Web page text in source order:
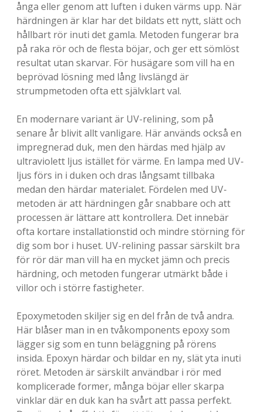
o
g
g
o
m
l
i
v
e
t
.
ånga eller genom att luften i duken värms upp. När
härdningen är klar har det bildats ett nytt, slätt och
hållbart rör inuti det gamla. Metoden fungerar bra
på raka rör och de flesta böjar, och ger ett sömlöst
resultat utan skarvar. För husägare som vill ha en
beprövad lösning med lång livslängd är
strumpmetoden ofta ett självklart val.
En modernare variant är UV-relining, som på
senare år blivit allt vanligare. Här används också en
impregnerad duk, men den härdas med hjälp av
ultraviolett ljus istället för värme. En lampa med UV-
ljus förs in i duken och dras långsamt tillbaka
medan den härdar materialet. Fördelen med UV-
metoden är att härdningen går snabbare och att
processen är lättare att kontrollera. Det innebär
ofta kortare installationstid och mindre störning för
dig som bor i huset. UV-relining passar särskilt bra
för rör där man vill ha en mycket jämn och precis
härdning, och metoden fungerar utmärkt både i
villor och i större fastigheter.
Epoxymetoden skiljer sig en del från de två andra.
Här blåser man in en tvåkomponents epoxy som
lägger sig som en tunn beläggning på rörens
insida. Epoxyn härdar och bildar en ny, slät yta inuti
röret. Metoden är särskilt användbar i rör med
komplicerade former, många böjar eller skarpa
vinklar där en duk kan ha svårt att passa perfekt.